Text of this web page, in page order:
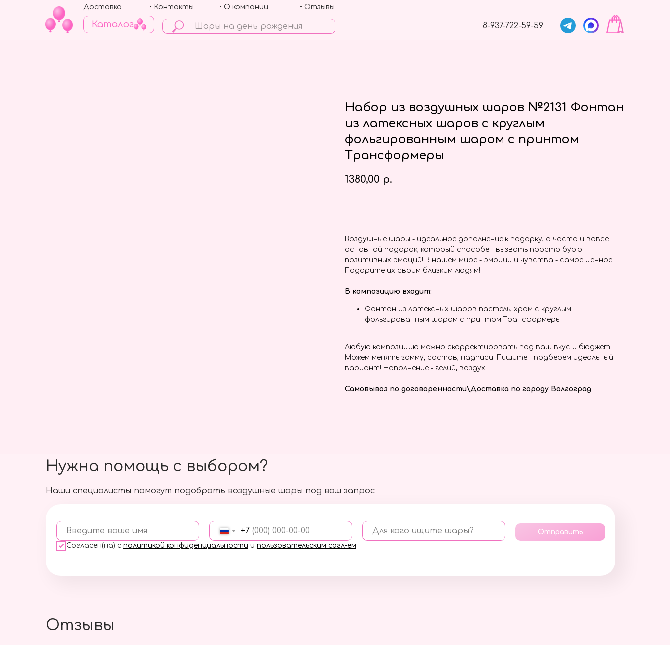
Каталог 8-937-722-59-59
• Отзывы
• О компании
• Контакты
Доставка
Набор из воздушных шаров №2131 Фонтан
из латексных шаров с круглым
фольгированным шаром с принтом
Трансформеры
1380,00 р.
Воздушные шары - идеальное дополнение к подарку, а часто и вовсе
основной подарок, который способен вызвать просто бурю
позитивных эмоций! В нашем мире - эмоции и чувства - самое ценное!
Подарите их своим близким людям!
В композицию входит:
Фонтан из латексных шаров пастель, хром с круглым
фольгированным шаром с принтом Трансформеры
Любую композицию можно скорректировать под ваш вкус и бюджет!
Можем менять гамму, состав, надписи. Пишите - подберем идеальный
вариант! Наполнение - гелий, воздух.
Самовывоз по договоренности\Доставка по городу Волгоград
Наши специалисты помогут подобрать воздушные шары под ваш запрос
Введите ваше имя +7 Для кого ищите шары?
Согласен(на) с политикой конфиденциальности и пользовательским согл-ем
Отправить
Нужна помощь с выбором?
Отзывы